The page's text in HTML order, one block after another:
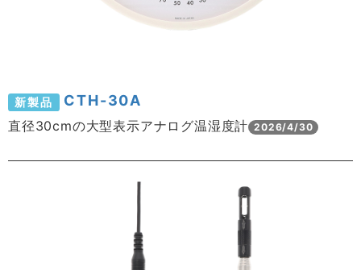
新製品 CTH-30A
直径30cmの大型表示アナログ温湿度計 2026/4/30